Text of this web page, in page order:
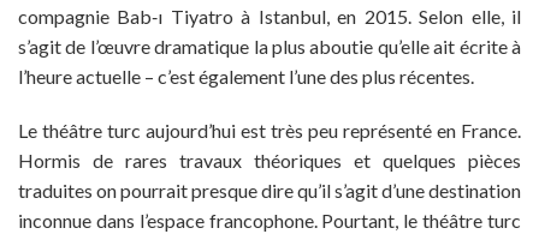
compagnie Bab‐ı Tiyatro à Istanbul, en 2015. Selon elle, il
s’agit de l’œuvre dramatique la plus aboutie qu’elle ait écrite à
l’heure actuelle – c’est également l’une des plus récentes.
Le théâtre turc aujourd’hui est très peu représenté en France.
Hormis de rares travaux théoriques et quelques pièces
traduites on pourrait presque dire qu’il s’agit d’une destination
inconnue dans l’espace francophone. Pourtant, le théâtre turc